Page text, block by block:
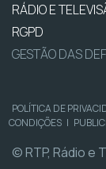
RÁDIO E
RGPD
GESTÃO DAS
POLÍTICA DE
CONDIÇÕES |
© RTP, Rádio e